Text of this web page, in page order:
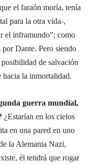
el faraón moría, tenía
para la otra vida-,
el inframundo”; como
Dante. Pero siendo
de salvación
hacia la inmortalidad.
guerra mundial,
¿Estarían en los cielos
en una pared en uno
la Alemania Nazi,
él tendrá que rogar